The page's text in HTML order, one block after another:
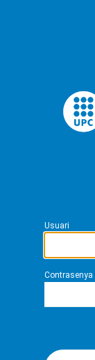
Usuari
Contrasenya